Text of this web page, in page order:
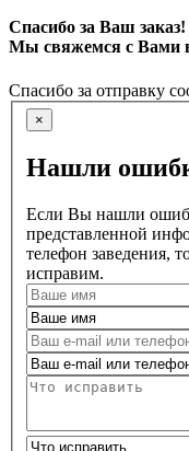
Спасибо за Ваш заказ!
Мы свяжемся с Вами
Спасибо за отправку
×
Нашли
Если Вы нашли
представленной
телефон заведения,
исправим.